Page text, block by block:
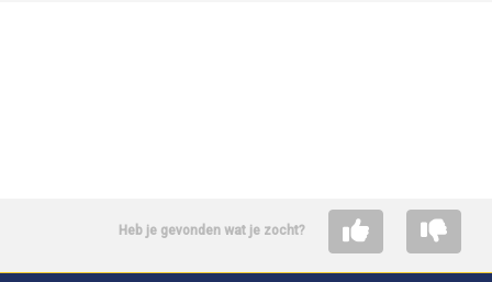
Heb je gevonden wat je zocht?